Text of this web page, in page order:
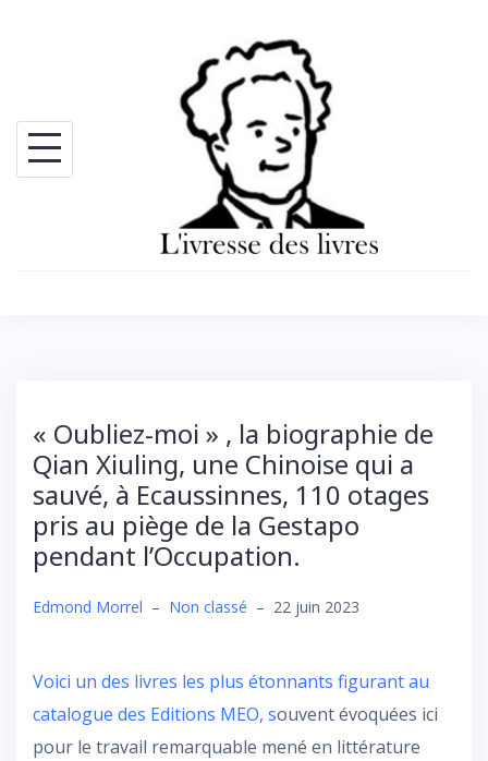
« Oubliez-moi » , la biographie de
Qian Xiuling, une Chinoise qui a
sauvé, à Ecaussinnes, 110 otages
pris au piège de la Gestapo
pendant l’Occupation.
Edmond Morrel – Non classé – 22 juin 2023
Voici un des livres les plus étonnants figurant au
catalogue des Editions MEO, souvent évoquées ici
pour le travail remarquable mené en littérature